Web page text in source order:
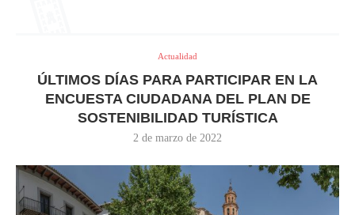
Actualidad
ÚLTIMOS DÍAS PARA PARTICIPAR EN LA
ENCUESTA CIUDADANA DEL PLAN DE
SOSTENIBILIDAD TURÍSTICA
2 de marzo de 2022